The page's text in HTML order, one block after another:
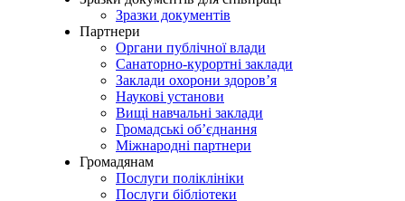
Зразки документів
Партнери
Органи публічної влади
Санаторно-курортні заклади
Заклади охорони здоров’я
Наукові установи
Вищі навчальні заклади
Громадські об’єднання
Міжнародні партнери
Громадянам
Послуги поліклініки
Послуги бібліотеки